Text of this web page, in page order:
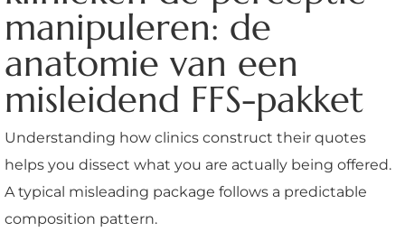
manipuleren: de
anatomie van een
misleidend FFS-pakket
Understanding how clinics construct their quotes
helps you dissect what you are actually being offered.
A typical misleading package follows a predictable
composition pattern.